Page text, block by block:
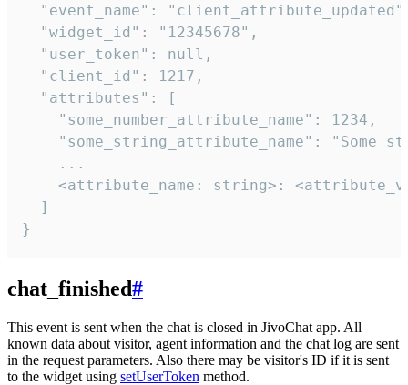
"event_name":
  "widget_id": "12345678",
  "user_token": null,
  "client_id": 1217,
  "attributes": [
    "some_number_attribute_name": 1234,
"some_string_attribute_name": "Some
    ...
<attribute_name: string>:
  ]
}
chat_finished#
This event is sent when the chat is closed in JivoChat app. All
known data about visitor, agent information and the chat log are sent
in the request parameters. Also there may be visitor's ID if it is sent
to the widget using setUserToken method.